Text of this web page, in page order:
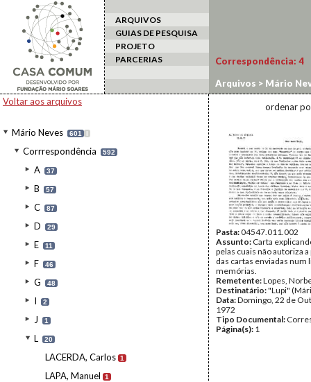
ARQUIVOS
GUIAS DE PESQUISA
PROJETO
PARCERIAS
Voltar aos arquivos
Mário Neves 601 I
Corrrespondência 592
A 37
B 57
C 87
D 29
E 11
F 46
G 48
I 2
J 1
L 20
LACERDA, Carlos 1
LAPA, Manuel 1
Correspondência: 4
Arquivos > Mário
ordenar
Pasta:04547.011.002
Assunto: Carta
pelas cuais não autoriza
das cartas enviadas num
memórias.
Remetente:Lopes,
Destinatário:"Lupi"
Data:Domingo, 22 de
1972
Tipo Documental:
Página(s): 1